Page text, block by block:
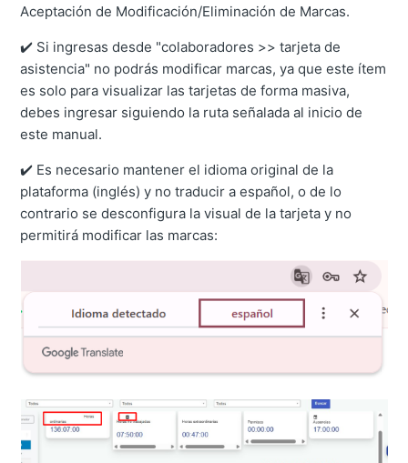
Aceptación de Modificación/Eliminación de Marcas.
✔️ Si ingresas desde "colaboradores >> tarjeta de
asistencia" no podrás modificar marcas, ya que este ítem
es solo para visualizar las tarjetas de forma masiva,
debes ingresar siguiendo la ruta señalada al inicio de
este manual.
✔️ Es necesario mantener el idioma original de la
plataforma (inglés) y no traducir a español, o de lo
contrario se desconfigura la visual de la tarjeta y no
permitirá modificar las marcas: